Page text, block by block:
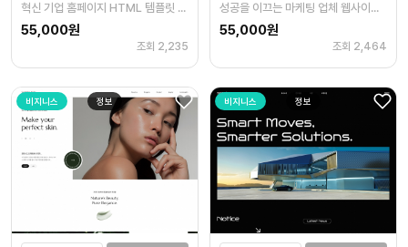
혁신 기업 홈페이지 HTML 템플릿 다운로드
55,000원
조회 2,235
성공을 이끄는 마케팅 업체 웹사이트 템플릿 HTML
55,000원
조회 2,464
정보
비지니스 정보
비지니스